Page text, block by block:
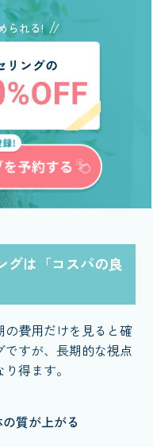
られる!
グは「コスパの良
費用だけを見ると確
すが、長期的な視点
得ます。
質が上がる